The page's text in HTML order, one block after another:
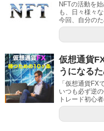
NFTの活動を
も、日々様々
今回、自分の
仮想通貨
うになる
「仮想通貨FX
いつも必ず逆
トレード初心